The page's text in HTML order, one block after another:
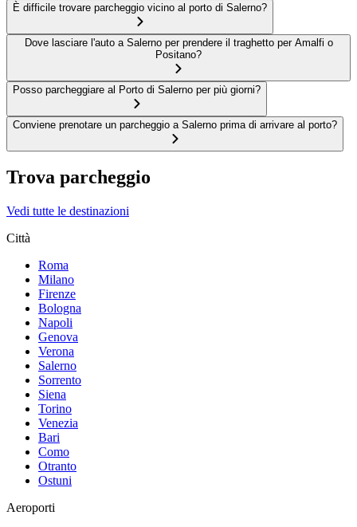
È difficile trovare parcheggio vicino al porto di Salerno?
Dove lasciare l'auto a Salerno per prendere il traghetto per Amalfi o
Positano?
Posso parcheggiare al Porto di Salerno per più giorni?
Conviene prenotare un parcheggio a Salerno prima di arrivare al porto?
Trova parcheggio
Vedi tutte le destinazioni
Città
Roma
Milano
Firenze
Bologna
Napoli
Genova
Verona
Salerno
Sorrento
Siena
Torino
Venezia
Bari
Como
Otranto
Ostuni
Aeroporti